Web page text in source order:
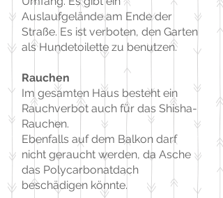
Auslaufgelände am Ende der
Straße. Es ist verboten, den Garten
als Hundetoilette zu benutzen.
Rauchen
Im gesamten Haus besteht ein
Rauchverbot auch für das Shisha-
Rauchen.
Ebenfalls auf dem Balkon darf
nicht geraucht werden, da Asche
das Polycarbonatdach
beschädigen könnte.